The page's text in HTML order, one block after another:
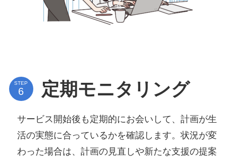
STEP 定期モニタリング
サービス開始後も定期的にお会いして、計画が生
活の実態に合っているかを確認します。状況が変
わった場合は、計画の見直しや新たな支援の提案